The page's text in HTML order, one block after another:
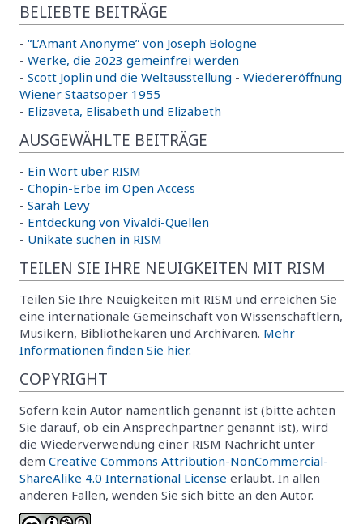
BELIEBTE BEITRÄGE
- “L’Amant Anonyme” von Joseph Bologne
- Werke, die 2023 gemeinfrei werden
- Scott Joplin und die Weltausstellung - Wiedereröffnung
Wiener Staatsoper 1955
- Elizaveta, Elisabeth und Elizabeth
AUSGEWÄHLTE BEITRÄGE
- Ein Wort über RISM
- Chopin-Erbe im Open Access
- Sarah Levy
- Entdeckung von Vivaldi-Quellen
- Unikate suchen in RISM
TEILEN SIE IHRE NEUIGKEITEN MIT RISM
Teilen Sie Ihre Neuigkeiten mit RISM und erreichen Sie
eine internationale Gemeinschaft von Wissenschaftlern,
Musikern, Bibliothekaren und Archivaren. Mehr
Informationen finden Sie hier.
COPYRIGHT
Sofern kein Autor namentlich genannt ist (bitte achten
Sie darauf, ob ein Ansprechpartner genannt ist), wird
die Wiederverwendung einer RISM Nachricht unter
dem Creative Commons Attribution-NonCommercial-
ShareAlike 4.0 International License erlaubt. In allen
anderen Fällen, wenden Sie sich bitte an den Autor.